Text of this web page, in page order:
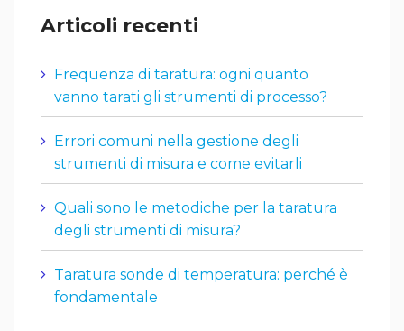
Articoli recenti
Frequenza di taratura: ogni quanto
vanno tarati gli strumenti di processo?
Errori comuni nella gestione degli
strumenti di misura e come evitarli
Quali sono le metodiche per la taratura
degli strumenti di misura?
Taratura sonde di temperatura: perché è
fondamentale